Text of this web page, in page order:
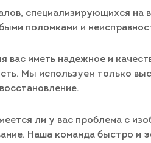
специализирующихся на
поломками и
вас иметь надежное и
Мы используем только
ли у вас проблема с
Наша команда быстро и